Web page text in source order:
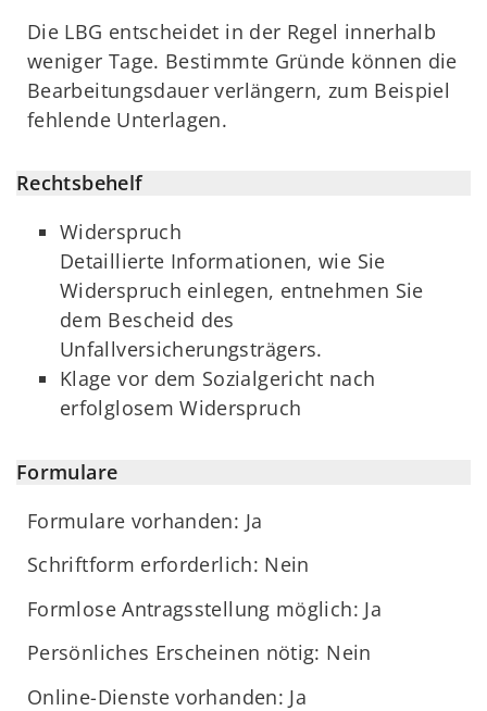
Die LBG entscheidet in der Regel innerhalb
weniger Tage. Bestimmte Gründe können die
Bearbeitungsdauer verlängern, zum Beispiel
fehlende Unterlagen.
Rechtsbehelf
Widerspruch
Detaillierte Informationen, wie Sie
Widerspruch einlegen, entnehmen Sie
dem Bescheid des
Unfallversicherungsträgers.
Klage vor dem Sozialgericht nach
erfolglosem Widerspruch
Formulare
Formulare vorhanden: Ja
Schriftform erforderlich: Nein
Formlose Antragsstellung möglich: Ja
Persönliches Erscheinen nötig: Nein
Online-Dienste vorhanden: Ja